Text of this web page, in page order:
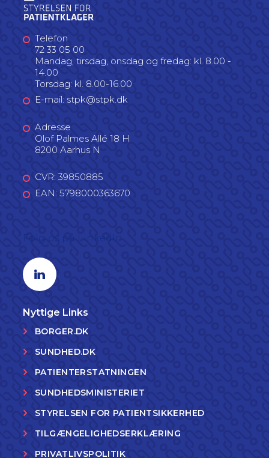
Telefon
72 33 05 00
Mandag, tirsdag, onsdag og fredag: kl. 8.00 -
14.00
Torsdag: kl. 8.00-16.00
E-mail: stpk@stpk.dk
Adresse
Olof Palmes Allé 18 H
8200 Aarhus N
CVR: 39850885
EAN: 5798000363670
Linkedin profil
Nyttige Links
BORGER.DK
SUNDHED.DK
PATIENTERSTATNINGEN
SUNDHEDSMINISTERIET
STYRELSEN FOR PATIENTSIKKERHED
TILGÆNGELIGHEDSERKLÆRING
PRIVATLIVSPOLITIK